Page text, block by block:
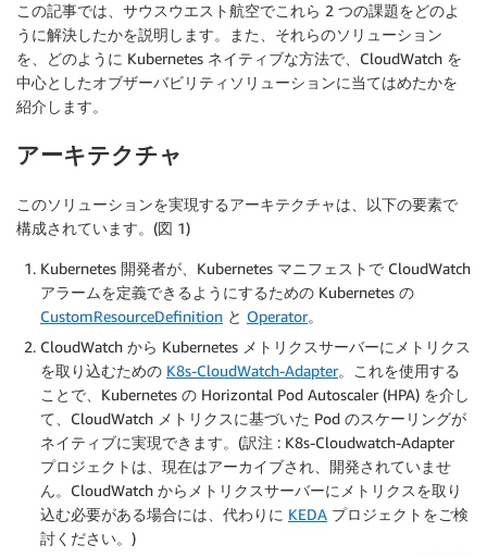
この記事では、サウスウエスト航空でこれら 2 つの課題をどのよ
うに解決したかを説明します。また、それらのソリューション
を、どのように Kubernetes ネイティブな方法で、CloudWatch を
中心としたオブザーバビリティソリューションに当てはめたかを
紹介します。
アーキテクチャ
このソリューションを実現するアーキテクチャは、以下の要素で
構成されています。(図 1)
Kubernetes 開発者が、Kubernetes マニフェストで CloudWatch
アラームを定義できるようにするための Kubernetes の
CustomResourceDefinition と Operator。
CloudWatch から Kubernetes メトリクスサーバーにメトリクス
を取り込むための K8s-CloudWatch-Adapter。これを使用する
ことで、Kubernetes の Horizontal Pod Autoscaler (HPA) を介し
て、CloudWatch メトリクスに基づいた Pod のスケーリングが
ネイティブに実現できます。(訳注 : K8s-Cloudwatch-Adapter
プロジェクトは、現在はアーカイブされ、開発されていませ
ん。CloudWatch からメトリクスサーバーにメトリクスを取り
込む必要がある場合には、代わりに KEDA プロジェクトをご検
討ください。)